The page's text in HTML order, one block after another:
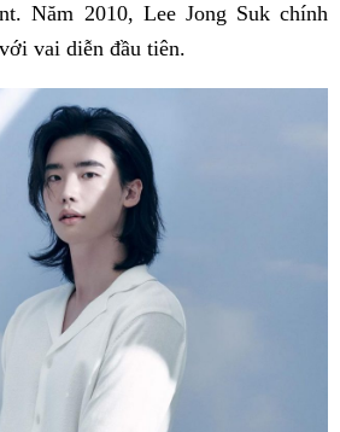
Năm 2010, Lee Jong Suk chính
vai diễn đầu tiên.